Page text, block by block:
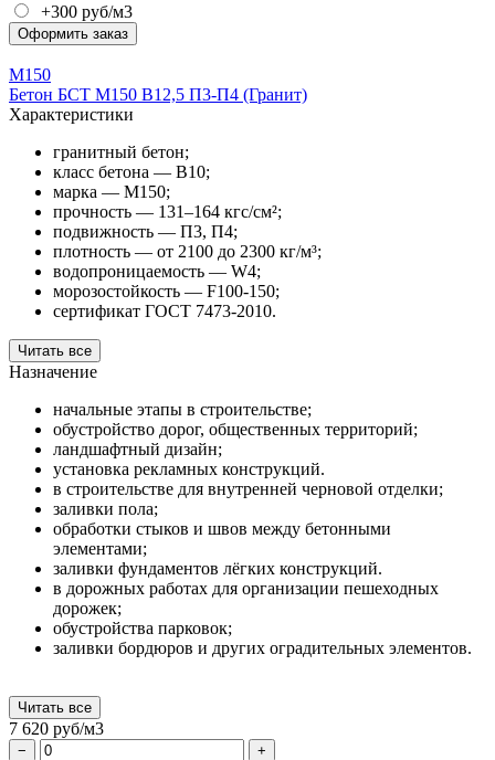
+300 руб/м3
Оформить заказ
М150
Бетон БСТ М150 В12,5 П3-П4 (Гранит)
Характеристики
гранитный бетон;
класс бетона — В10;
марка — М150;
прочность — 131–164 кгс/см²;
подвижность — П3, П4;
плотность — от 2100 до 2300 кг/м³;
водопроницаемость — W4;
морозостойкость — F100-150;
сертификат ГОСТ 7473-2010.
Читать все
Назначение
начальные этапы в строительстве;
обустройство дорог, общественных территорий;
ландшафтный дизайн;
установка рекламных конструкций.
в строительстве для внутренней черновой отделки;
заливки пола;
обработки стыков и швов между бетонными
элементами;
заливки фундаментов лёгких конструкций.
в дорожных работах для организации пешеходных
дорожек;
обустройства парковок;
заливки бордюров и других оградительных элементов.
Читать все
7 620 руб/м3
− +